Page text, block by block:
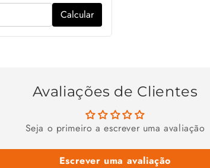
Calcular
Avaliações de Clientes
Seja o primeiro a escrever uma avaliação
Escrever uma avaliação